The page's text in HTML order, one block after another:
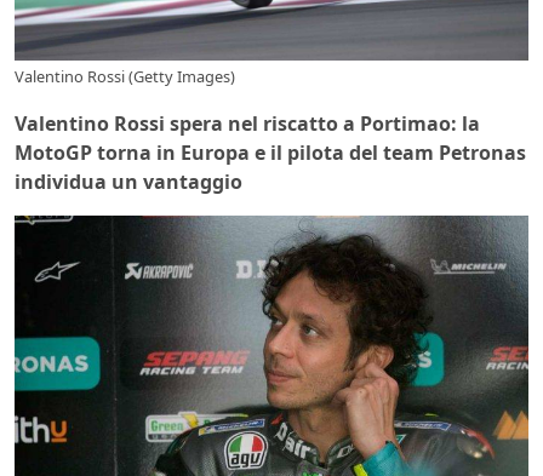
Valentino Rossi (Getty Images)
Valentino Rossi spera nel riscatto a Portimao: la
MotoGP torna in Europa e il pilota del team Petronas
individua un vantaggio